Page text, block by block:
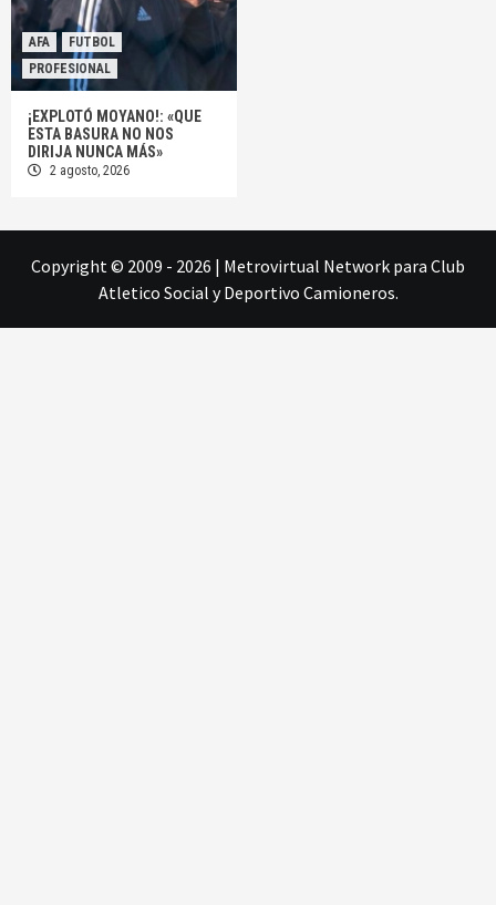
AFA
FUTBOL
PROFESIONAL
¡EXPLOTÓ MOYANO!: «QUE
ESTA BASURA NO NOS
DIRIJA NUNCA MÁS»
2 agosto, 2026
Copyright © 2009 - 2026 | Metrovirtual Network para Club
Atletico Social y Deportivo Camioneros.